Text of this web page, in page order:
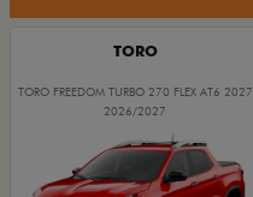
TORO
TORO FREEDOM TURBO 270 FLEX AT6 2027
2026/2027